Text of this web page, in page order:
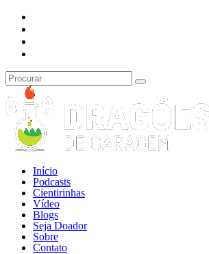
Início
Podcasts
Cientirinhas
Vídeo
Blogs
Seja Doador
Sobre
Contato